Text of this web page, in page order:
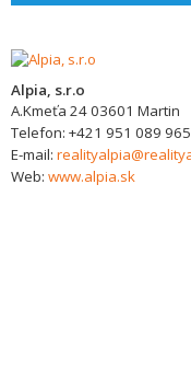
Alpia, s.r.o
A.Kmeťa 2403601 Martin
Telefon: +421 951 089 965
E-mail:
Web: www.alpia.sk